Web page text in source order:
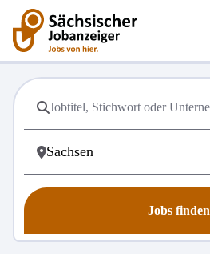
Jobs finden